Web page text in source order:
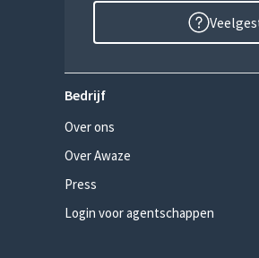
Bedrijf
Over ons
Over Awaze
Press
Login voor agentschappen